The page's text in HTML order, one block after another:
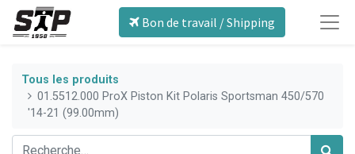
Bon de travail / Shipping
Tous les produits
01.5512.000 ProX Piston Kit Polaris Sportsman 450/570
'14-21 (99.00mm)